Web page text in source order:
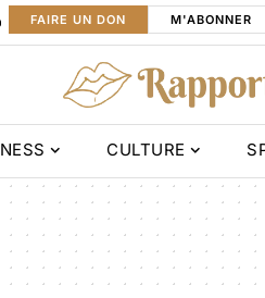
FAIRE UN DON M'ABONNER
CULTURE